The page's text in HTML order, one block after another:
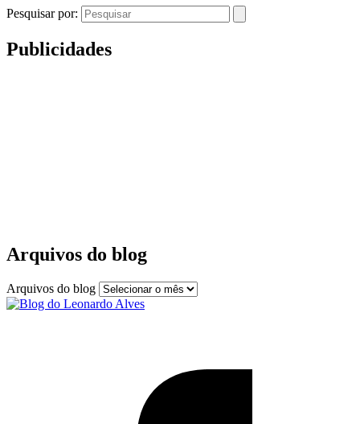
Pesquisar por:
Publicidades
Arquivos do blog
Arquivos do blog